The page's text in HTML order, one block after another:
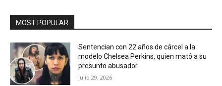
MOST POPULAR
Sentencian con 22 años de cárcel a la
modelo Chelsea Perkins, quien mató a su
presunto abusador
julio 29, 2026